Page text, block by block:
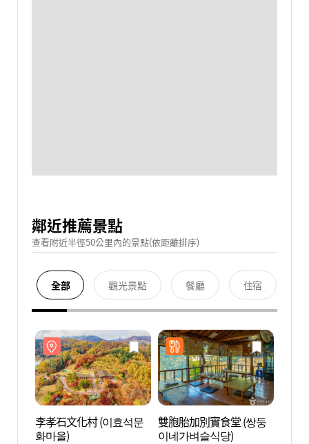
鄰近推薦景點
查看附近半徑50公里內的景點(依距離排序)
全部 觀光景點 餐廳 住宿
李孝石文化村 (이효석문
화마을)
雙胞胎加別實食堂 (쌍둥
이네가벼슬식당)